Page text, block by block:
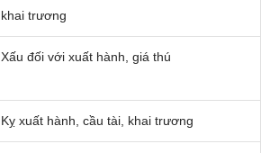
khai trương
Xấu đối với xuất hành, giá thú
Kỵ xuất hành, cầu tài, khai trương